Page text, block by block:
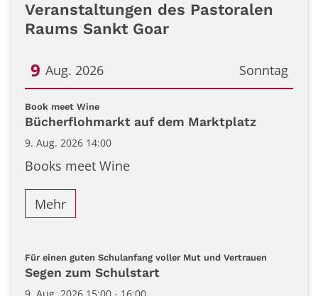
Veranstaltungen des Pastoralen
Raums Sankt Goar
Sonntag
9 Aug. 2026
Datum: 9. August 2026
Book meet Wine:
Bücherflohmarkt auf dem Marktplatz
9. Aug. 2026 14:00
Books meet Wine
Mehr
Für einen guten Schulanfang voller Mut und Vertrauen
Segen zum Schulstart